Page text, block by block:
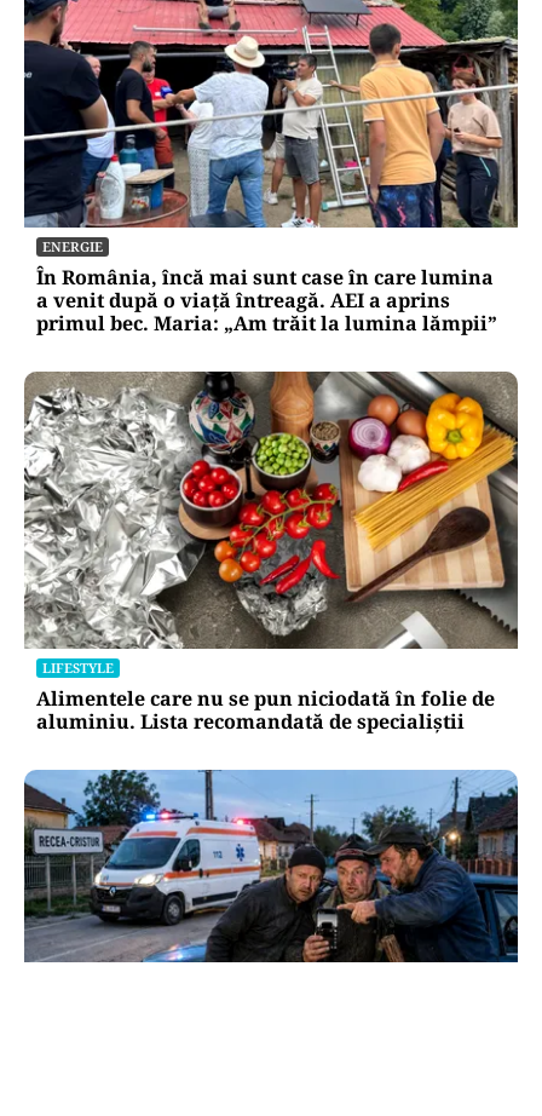
ENERGIE
În România, încă mai sunt case în care lumina
a venit după o viață întreagă. AEI a aprins
primul bec. Maria: „Am trăit la lumina lămpii”
LIFESTYLE
Alimentele care nu se pun niciodată în folie de
aluminiu. Lista recomandată de specialiștii